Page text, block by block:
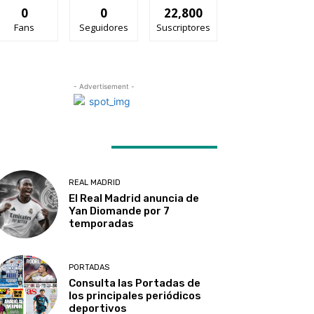
0
Fans
0
Seguidores
22,800
Suscriptores
- Advertisement -
REAL MADRID
El Real Madrid anuncia de
Yan Diomande por 7
temporadas
PORTADAS
Consulta las Portadas de
los principales periódicos
deportivos